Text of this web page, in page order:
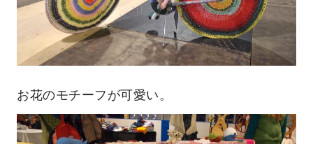
お花のモチーフが可愛い。